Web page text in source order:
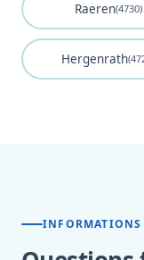
Raeren(4730)
Hergenrath
INFORMATIONS